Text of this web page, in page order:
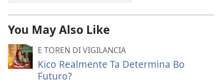
You May Also Like
E TOREN DI VIGILANCIA
Kico Realmente Ta Determina Bo
Futuro?